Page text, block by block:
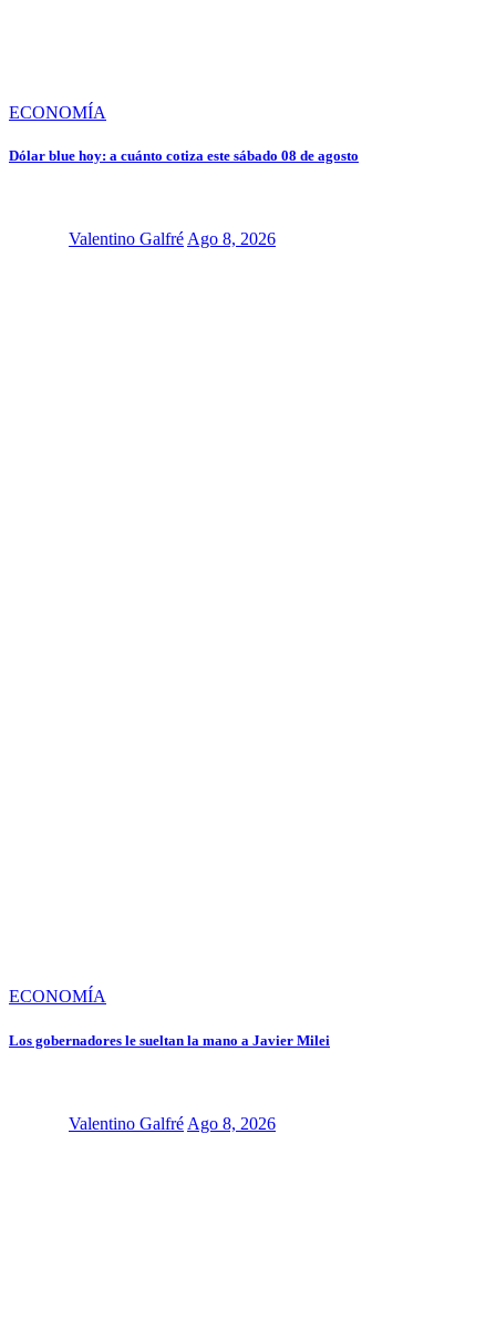
ECONOMÍA
Dólar blue hoy: a cuánto cotiza este sábado 08 de agosto
Valentino GalfréAgo 8, 2026
ECONOMÍA
Los gobernadores le sueltan la mano a Javier Milei
Valentino Galfré Ago 8, 2026